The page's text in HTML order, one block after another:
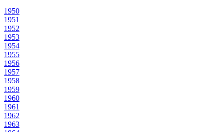
1950
1951
1952
1953
1954
1955
1956
1957
1958
1959
1960
1961
1962
1963
1964